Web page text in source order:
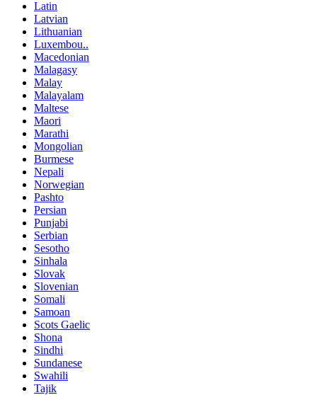
Latin
Latvian
Lithuanian
Luxembou..
Macedonian
Malagasy
Malay
Malayalam
Maltese
Maori
Marathi
Mongolian
Burmese
Nepali
Norwegian
Pashto
Persian
Punjabi
Serbian
Sesotho
Sinhala
Slovak
Slovenian
Somali
Samoan
Scots Gaelic
Shona
Sindhi
Sundanese
Swahili
Tajik